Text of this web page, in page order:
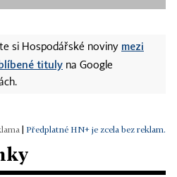
si Hospodářské noviny mezi
tituly na Google
Předplatné HN+ je zcela bez reklam.